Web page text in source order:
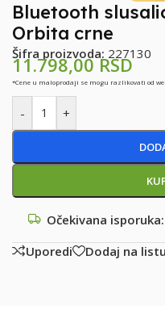
Bluetooth
Orbita crne
Šifra proizvoda: 227130
11.798,00RSD
*Cene u maloprodaji se mogu razlikovati od
- +
Očekivana isporuka:
Uporedi
Dodaj na